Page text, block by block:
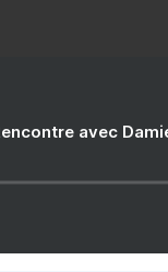
avec